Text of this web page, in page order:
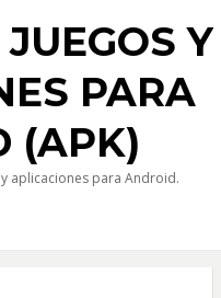
Y
PARA
(APK)
aplicaciones para Android.